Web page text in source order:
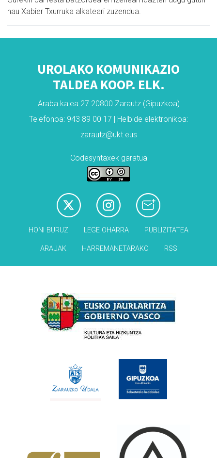
hau Xabier Txurruka alkateari zuzendua.
UROLAKO KOMUNIKAZIO
TALDEA KOOP. ELK.
Araba kalea 27 20800 Zarautz (Gipuzkoa)
Telefonoa: 943 89 00 17 | Helbide elektronikoa:
zarautz@ukt.eus
Codesyntaxek garatua
HONI BURUZ LEGE OHARRA PUBLIZITATEA
ARAUAK HARREMANETARAKO RSS